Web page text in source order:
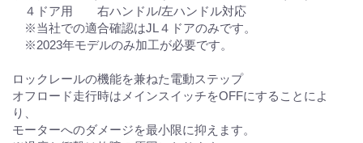
４ドア用 右ハンドル/左ハンドル対応
※当社での適合確認はJL４ドアのみです。
※2023年モデルのみ加工が必要です。
ロックレールの機能を兼ねた電動ステップ
オフロード走行時はメインスイッチをOFFにすることによ
り、
モーターへのダメージを最小限に抑えます。